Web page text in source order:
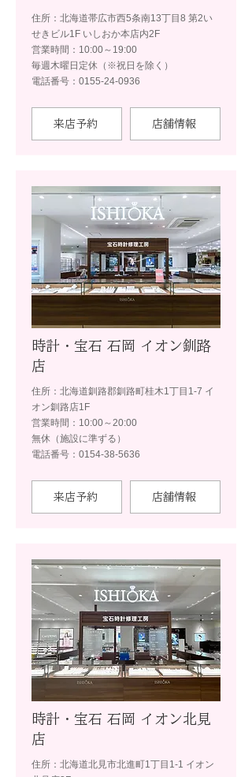
住所：北海道帯広市西5条南13丁目8 第2い
せきビル1F いしおか本店内2F
営業時間：10:00～19:00
毎週木曜日定休（※祝日を除く）
電話番号：0155-24-0936
来店予約 店舗情報
時計・宝石 石岡 イオン釧路
店
住所：北海道釧路郡釧路町桂木1丁目1-7 イ
オン釧路店1F
営業時間：10:00～20:00
無休（施設に準ずる）
電話番号：0154-38-5636
来店予約 店舗情報
時計・宝石 石岡 イオン北見
店
住所：北海道北見市北進町1丁目1-1 イオン